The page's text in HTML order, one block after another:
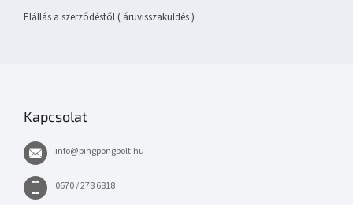
Elállás a szerződéstől ( áruvisszaküldés )
Kapcsolat
info@pingpongbolt.hu
0670 / 278 6818